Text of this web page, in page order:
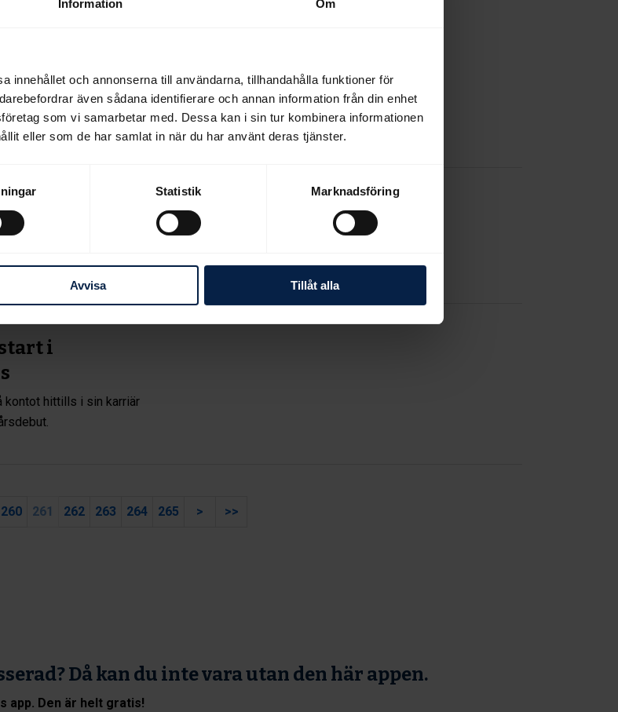
Information Om
innehållet och annonserna till användarna, tillhandahålla funktioner för
även sådana identifierare och annan information från din enhet
som vi samarbetar med. Dessa kan i sin tur kombinera informationen
eller som de har samlat in när du har använt deras tjänster.
Statistik Marknadsföring
Avvisa Tillåt alla
på
tävlingar
som har hand om
om
absentees ensures
i
kontot hittills i sin karriär
260 261 262 263 264 265 > >>
Då kan du inte vara utan den här appen.
app. Den är helt gratis!